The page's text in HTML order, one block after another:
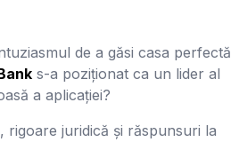
de a găsi casa perfectă
s-a poziționat ca un lider al
a aplicației?
juridică și răspunsuri la